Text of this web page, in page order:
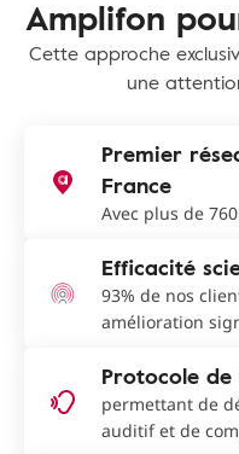
Amplifon
Cette approche
une
Premier
France
Avec plus de
Efficacité
93% de nos
amélioration
Protocole
permettant de
auditif et de